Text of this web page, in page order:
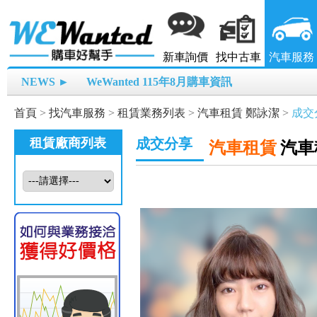
新車詢價 找中古車 汽車服務
NEWS ► WeWanted 115年8月購車資訊
首頁 > 找汽車服務 > 租賃業務列表 > 汽車租賃 鄭詠潔 > 成
租賃廠商列表 成交分享 汽車租賃 汽